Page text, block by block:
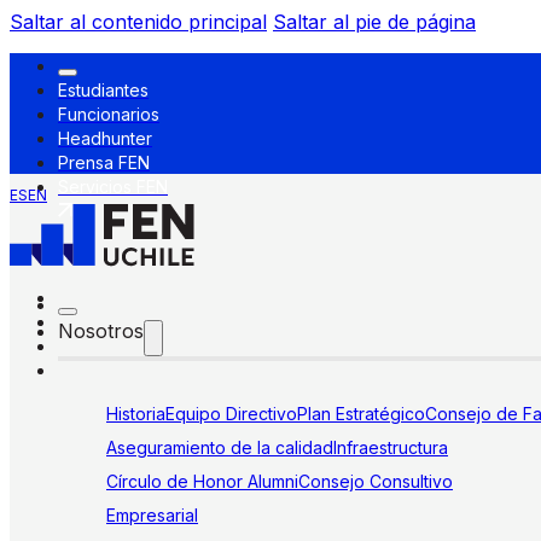
Saltar al contenido principal Saltar al pie de página
Estudiantes
Funcionarios
Headhunter
Prensa FEN
ESEN
Nosotros
HistoriaEquipo DirectivoPlan EstratégicoConsejo de
Aseguramiento de la calidadInfraestructura
Círculo de Honor AlumniConsejo Consultivo
Empresarial